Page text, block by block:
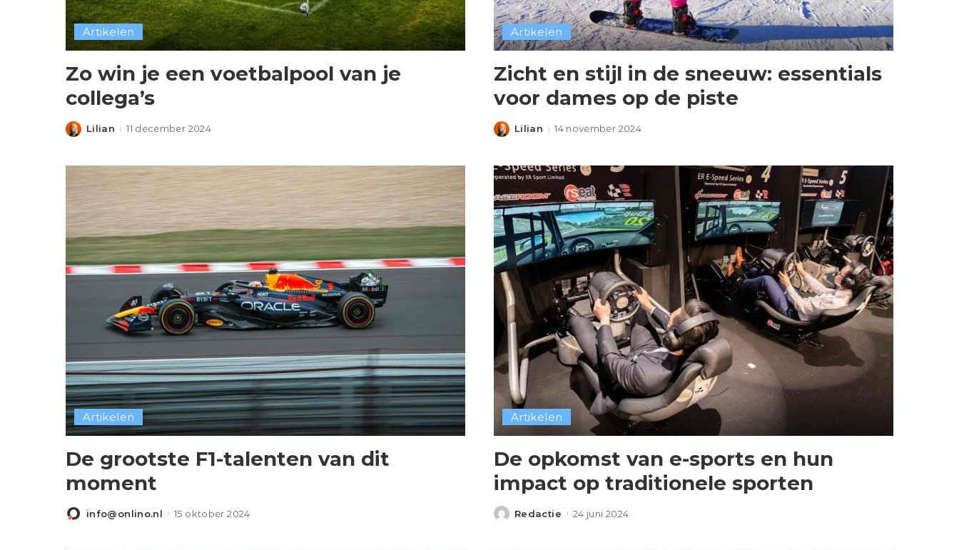
Artikelen
Zo win je een voetbalpool van je
collega’s
Posted
Lilian 11 december 2024
Artikelen
Zicht en stijl in de sneeuw: essentials
voor dames op de piste
Posted
Lilian 14 november 2024
Artikelen
De grootste F1-talenten van dit
moment
Postedinfo@onlino.nl 15 oktober 2024
Artikelen
De opkomst van e-sports en hun
impact op traditionele sporten
PostedRedactie 24 juni 2024